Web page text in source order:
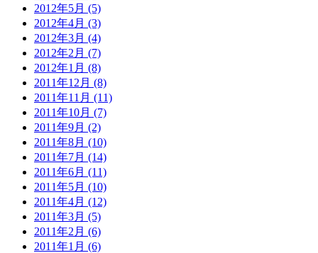
2012年5月 (5)
2012年4月 (3)
2012年3月 (4)
2012年2月 (7)
2012年1月 (8)
2011年12月 (8)
2011年11月 (11)
2011年10月 (7)
2011年9月 (2)
2011年8月 (10)
2011年7月 (14)
2011年6月 (11)
2011年5月 (10)
2011年4月 (12)
2011年3月 (5)
2011年2月 (6)
2011年1月 (6)